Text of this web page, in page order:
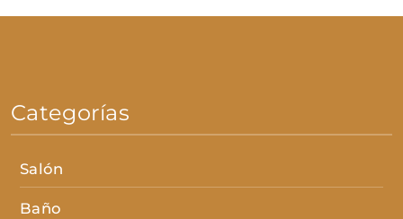
Categorías
Salón
Baño